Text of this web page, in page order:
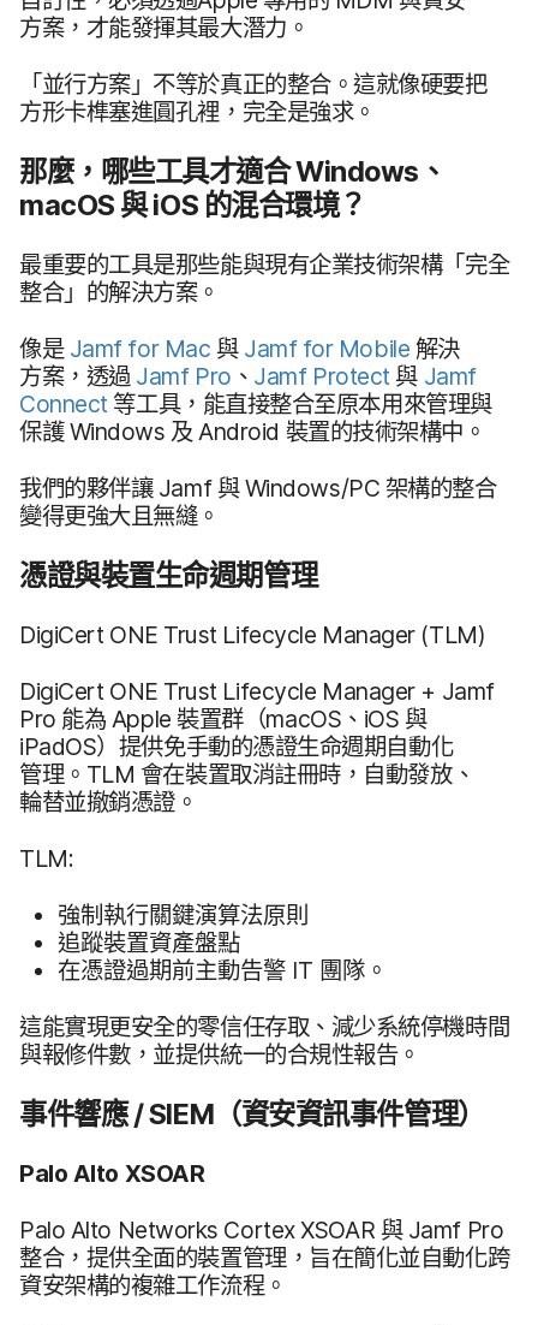
方案，​才​能​發揮​其​最​大​潛力。
「並​行​方案」​不​等​於​真正​的​整合。​這​就​像硬​要​把​
方形卡​榫塞進圓​孔裡，​完全​是​強求。
那麼，​哪些​工具​才​適合Windows 、
macOS 與iOS 的​混合​環境？
最​重要​的​工具​是​那些​能​與​現有​企業​技術​架構​「完全​
整合」​的​解決​方案。
像​是 Jamf for Mac 與 Jamf for Mobile 解決​
方案，​透過 Jamf Pro 、 Jamf Protect 與 Jamf
Connect 等​工具，​能​直接​整合​至​原本用來​管理​與​
保護Windows 及 Android 裝置​的​技術​架構中。
我們​的​夥伴​讓Jamf 與Windows/PC 架構​的​整合​
變得​更​強​大且​無縫。
憑證​與​裝置​生命​週期​管理
DigiCert ONE Trust Lifecycle Manager (TLM)
DigiCert ONE Trust Lifecycle Manager + Jamf
Pro 能​為 Apple裝置​群（macOS 、 iOS 與
iPadOS）​提供​免​手動​的​憑證​生命​週期​自動化​
管理。 TLM 會​在​裝置​取消​註​冊​時，​自動​發放、​
輪替​並​撤銷​憑證。
TLM:
強制​執行​關鍵​演算​法​原則
追蹤​裝置​資產盤點
在​憑證​過期​前​主動​告警 IT 團隊。
這​能​實現​更​安全​的​零信​任​存取、​減少​系統​停機​時間​
與​報​修​件​數，​並​提供​統一​的​合規性​報告。
事​件​響​應/SIEM （​資安​資訊​事件​管理​）
Palo Alto XSOAR
Palo Alto Networks Cortex XSOAR 與Jamf Pro
整合，​提供​全面​的​裝置​管理，​旨​在​簡化​並​自動化​跨​
資安​架構​的​複雜​工作​流程。